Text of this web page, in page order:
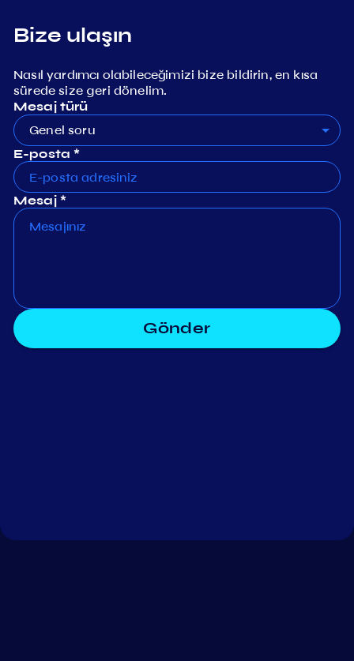
Bize ulaşın
Nasıl yardımcı olabileceğimizi bize bildirin, en kısa
sürede size geri dönelim.
Mesaj türü
Genel soru
E-posta *
Mesaj *
Gönder